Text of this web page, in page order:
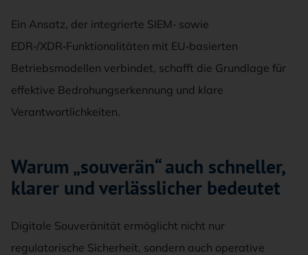
Ein Ansatz, der integrierte SIEM‑ sowie
EDR‑/XDR‑Funktionalitäten mit EU‑basierten
Betriebsmodellen verbindet, schafft die Grundlage für
effektive Bedrohungserkennung und klare
Verantwortlichkeiten.
Warum „souverän“ auch schneller,
klarer und verlässlicher bedeutet
Digitale Souveränität ermöglicht nicht nur
regulatorische Sicherheit, sondern auch operative